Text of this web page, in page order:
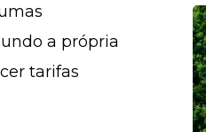
a própria
tarifas